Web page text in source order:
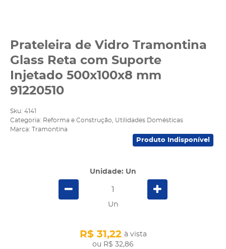
Prateleira de Vidro Tramontina
Glass Reta com Suporte
Injetado 500x100x8 mm
91220510
Sku: 4141
Categoria: Reforma e Construção
Utilidades Domésticas
Marca:
Tramontina
Produto Indisponível
Unidade: Un
Un
R$ 32,86
R$ 31,22 à vista